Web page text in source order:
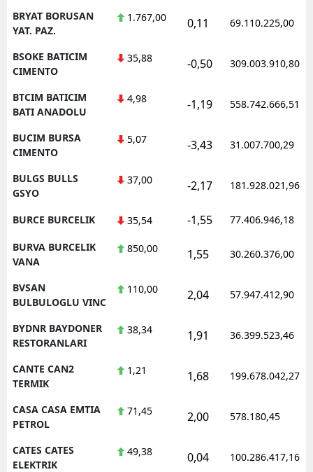
BRYAT BORUSAN
YAT. PAZ.
1.767,00 0,11 69.110.225,00
BSOKE BATICIM
CIMENTO
35,88 -0,50 309.003.910,80
BTCIM BATICIM
BATI ANADOLU
4,98 -1,19 558.742.666,51
BUCIM BURSA
CIMENTO
5,07 -3,43 31.007.700,29
BULGS BULLS
GSYO
37,00 -2,17 181.928.021,96
BURCE BURCELIK 35,54 -1,55 77.406.946,18
BURVA BURCELIK
VANA
850,00 1,55 30.260.376,00
BVSAN
BULBULOGLU VINC
110,00 2,04 57.947.412,90
BYDNR BAYDONER
RESTORANLARI
38,34 1,91 36.399.523,46
CANTE CAN2
TERMIK
1,21 1,68 199.678.042,27
CASA CASA EMTIA
PETROL
71,45 2,00 578.180,45
CATES CATES
ELEKTRIK
49,38 0,04 100.286.417,16